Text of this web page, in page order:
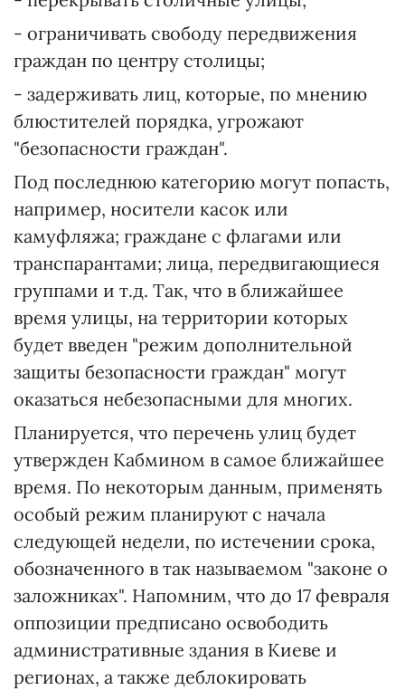
- ограничивать свободу передвижения
граждан по центру столицы;
- задерживать лиц, которые, по мнению
блюстителей порядка, угрожают
"безопасности граждан".
Под последнюю категорию могут попасть,
например, носители касок или
камуфляжа; граждане с флагами или
транспарантами; лица, передвигающиеся
группами и т.д. Так, что в ближайшее
время улицы, на территории которых
будет введен "режим дополнительной
защиты безопасности граждан" могут
оказаться небезопасными для многих.
Планируется, что перечень улиц будет
утвержден Кабмином в самое ближайшее
время. По некоторым данным, применять
особый режим планируют с начала
следующей недели, по истечении срока,
обозначенного в так называемом "законе о
заложниках". Напомним, что до 17 февраля
оппозиции предписано освободить
административные здания в Киеве и
регионах, а также деблокировать